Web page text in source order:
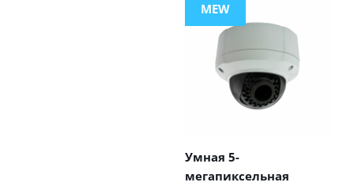
MEW
Умная 5-
мегапиксельная